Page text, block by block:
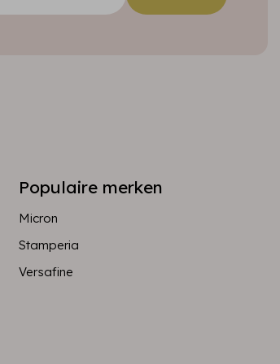
Populaire merken
Micron
Stamperia
Versafine